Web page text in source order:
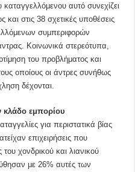
αυτό συνεχίζει
στις 38 σχετικές υποθέσεις
συμπεριφορών
Κοινωνικά στερεότυπα,
του προβλήματος και
οποίους οι άντρες συνήθως
δέχονται.
κλάδο εμπορίου
για περιστατικά βίας
επιχειρήσεις που
χονδρικού και λιανικού
με 26% αυτές των